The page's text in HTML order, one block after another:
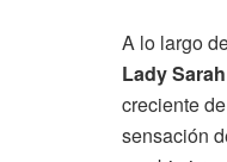
A lo largo
Lady
creciente
sensación